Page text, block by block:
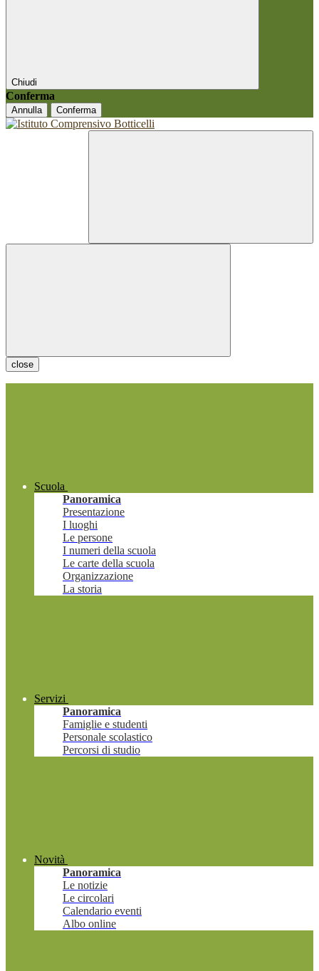
Chiudi
Conferma
Annulla Conferma
close
Scuola
Panoramica
Presentazione
I luoghi
Le persone
I numeri della scuola
Le carte della scuola
Organizzazione
La storia
Servizi
Panoramica
Famiglie e studenti
Personale scolastico
Percorsi di studio
Novità
Panoramica
Le notizie
Le circolari
Calendario eventi
Albo online